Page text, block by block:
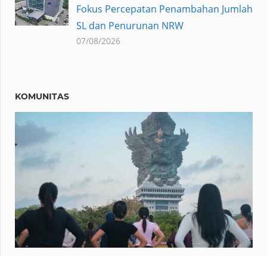
Fokus Percepatan Penambahan Jumlah
SL dan Penurunan NRW
07/08/2026
KOMUNITAS